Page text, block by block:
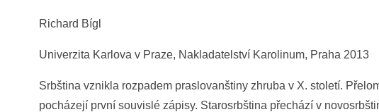
Richard Bígl
Univerzita Karlova v Praze, Nakladatelství Karolinum, Praha 2013
Srbština vznikla rozpadem praslovanštiny zhruba v X. století.
pocházejí první souvislé zápisy. Starosrbština přechází v